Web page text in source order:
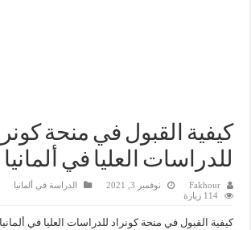
كيفية القبول في منحة
للدراسات العليا في ألمانيا
Fakhour نوفمبر 3, 2021 الدراسة في ألمانيا
114 زيارة
كيفية القبول في منحة كونراد للدراسات العليا في ألمانيا